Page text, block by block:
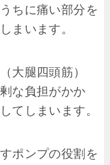
ちに痛い部分を
まいます。
大腿四頭筋）
な負担がかか
てしまいます。
ポンプの役割を